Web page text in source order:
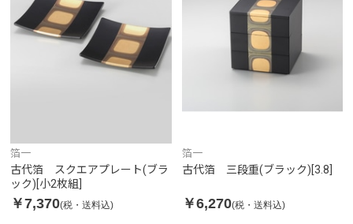
箔一
古代箔 スクエアプレート(ブラ
ック)[小2枚組]
￥7,370(税・送料込)
箔一
古代箔 三段重(ブラック)[3.8]
￥6,270(税・送料込)